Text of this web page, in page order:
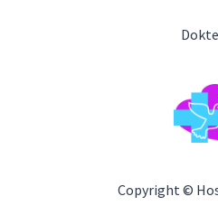
Copyright ©